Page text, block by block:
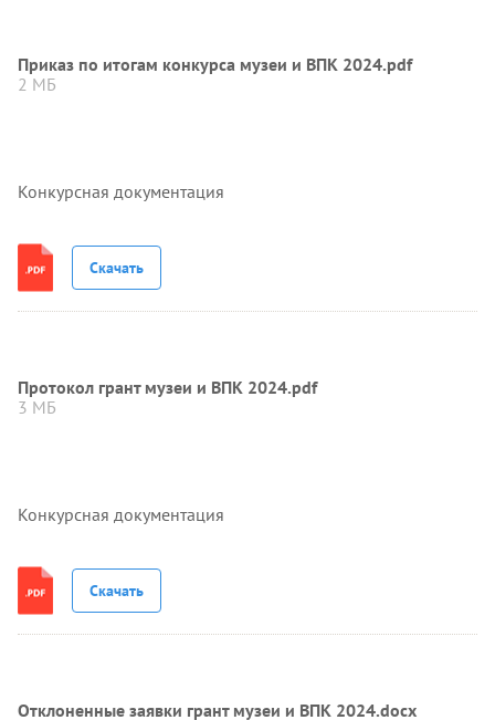
Приказ по итогам конкурса музеи и ВПК 2024.pdf
2 МБ
Конкурсная документация
Скачать
Протокол грант музеи и ВПК 2024.pdf
3 МБ
Конкурсная документация
Скачать
Отклоненные заявки грант музеи и ВПК 2024.docx